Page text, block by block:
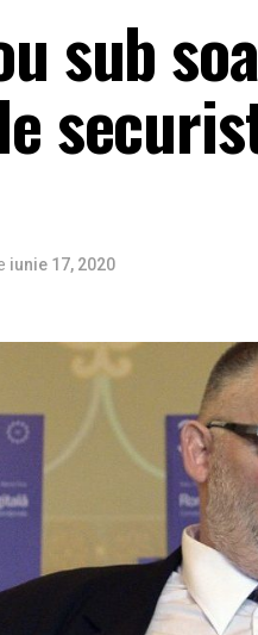
sub
iunie 17, 2020